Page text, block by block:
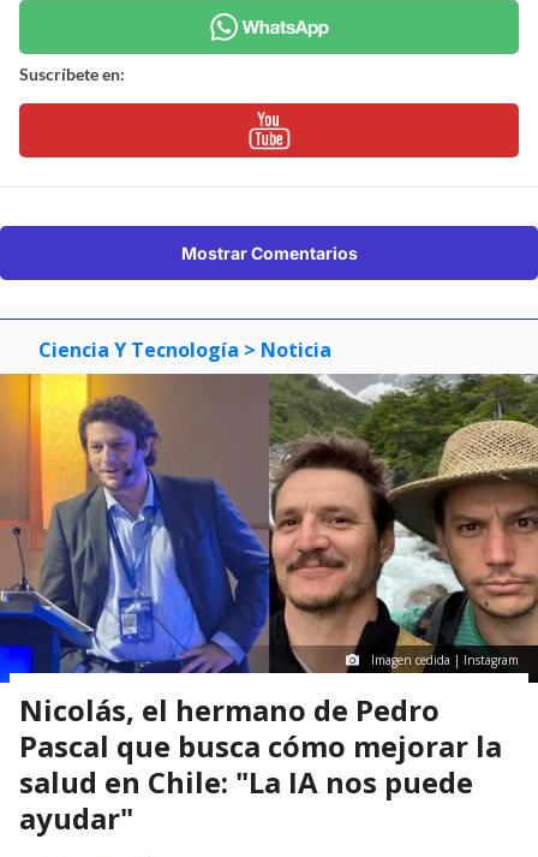
Suscríbete en:
Mostrar Comentarios
Ciencia Y Tecnología > Noticia
Imagen cedida | Instagram
Nicolás, el hermano de Pedro
Pascal que busca cómo mejorar la
salud en Chile: "La IA nos puede
ayudar"